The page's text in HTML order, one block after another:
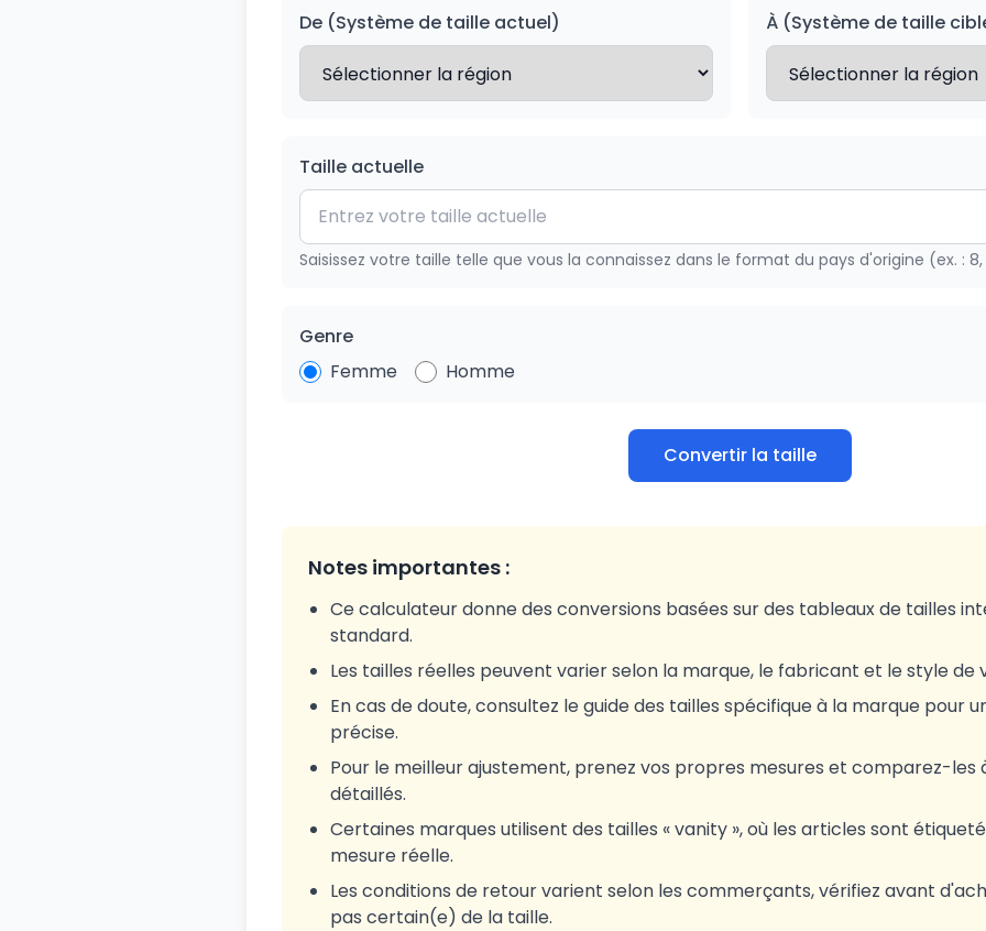
De (Système de taille actuel) À (Système de taille
Taille actuelle
Saisissez votre taille telle que vous la connaissez dans le format du pays d'origine (ex. :
Genre
Femme
Homme
Convertir la taille
Notes importantes :
Ce calculateur donne des conversions basées sur des tableaux de tailles
standard.
Les tailles réelles peuvent varier selon la marque, le fabricant et le style de
En cas de doute, consultez le guide des tailles spécifique à la marque pour
précise.
Pour le meilleur ajustement, prenez vos propres mesures et comparez-les
détaillés.
Certaines marques utilisent des tailles « vanity », où les articles sont
mesure réelle.
Les conditions de retour varient selon les commerçants, vérifiez avant
pas certain(e) de la taille.